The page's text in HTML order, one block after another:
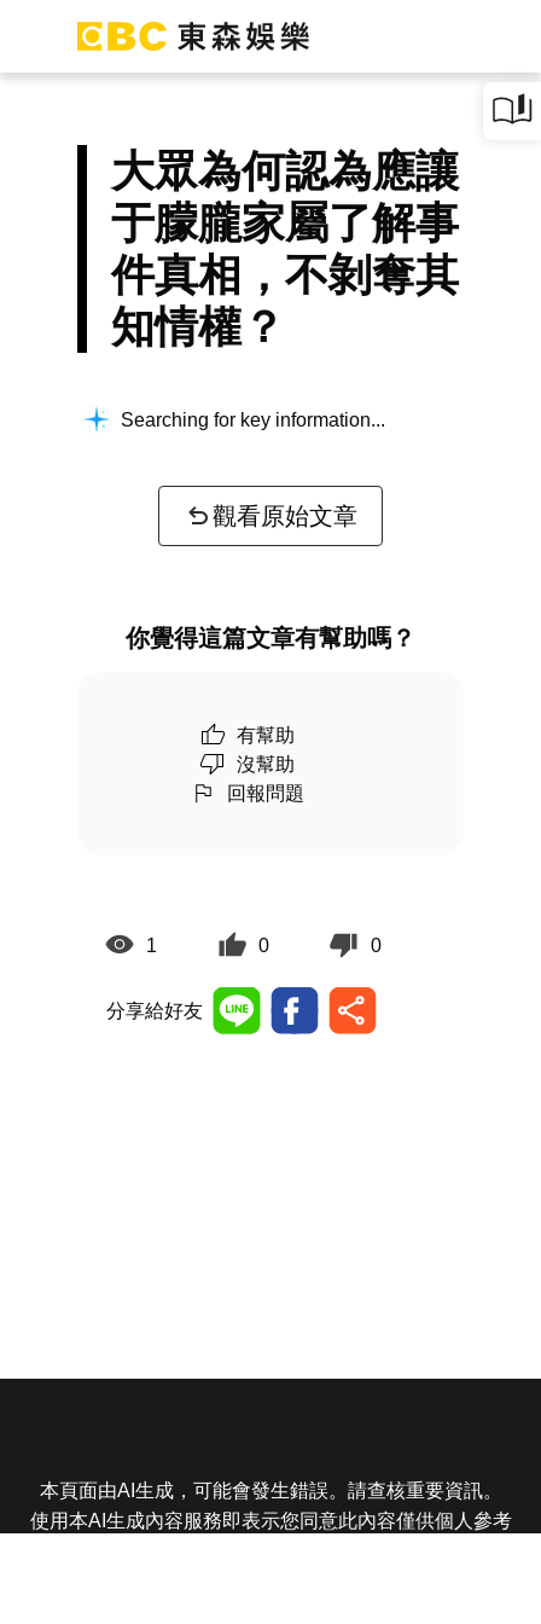
大眾為何認為應讓
于朦朧家屬了解事
件真相，不剝奪其
知情權？
Searching for key information...
觀看原始文章
你覺得這篇文章有幫助嗎？
有幫助
沒幫助
回報問題
1 0 0
分享給好友
本頁面由AI生成，可能會發生錯誤。請查核重要資訊。
使用本AI生成內容服務即表示您同意此內容僅供個人參考